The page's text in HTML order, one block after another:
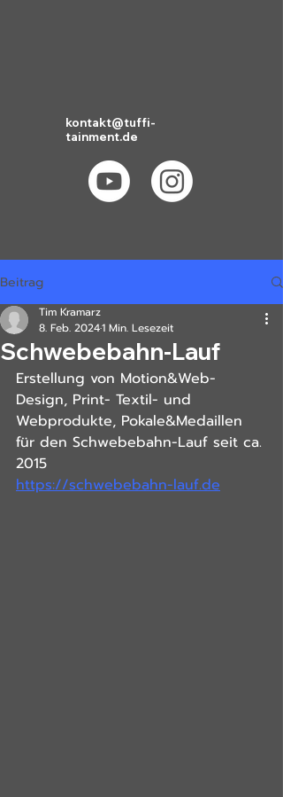
kontakt@tuffi-
tainment.de
Beitrag
Schwebebahn-Lauf
Tim Kramarz
8. Feb. 20241 Min. Lesezeit
Erstellung von Motion&Web-
Design, Print- Textil- und
Webprodukte, Pokale&Medaillen
für den Schwebebahn-Lauf seit ca.
2015
https://schwebebahn-lauf.de